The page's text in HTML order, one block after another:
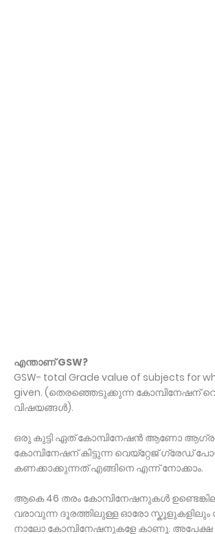
എന്താണ് GSW?
GSW- total Grade value of subjects for
given. (തെരഞ്ഞെടുക്കുന്ന കോമ്പിനേഷന്
വിഷയങ്ങൾ).
ഒരു കുട്ടി ഏത് കോമ്പിനേഷൻ ആണോ
കോമ്പിനേഷന് കിട്ടുന്ന വെയ്റ്റേജ് ഗ്രേഡ്
കണക്കാക്കുന്നത് എങ്ങിനെ എന്ന് നോക്കാം.
ആകെ 46 തരം കോമ്പിനേഷനുകൾ
വരാവുന്ന ദൂരത്തിലുള്ള ഓരോ സ്കൂളുകളിലും
നാലോ കോമ്പിനേഷനുകളേ കാണൂ. അപേക്ഷ